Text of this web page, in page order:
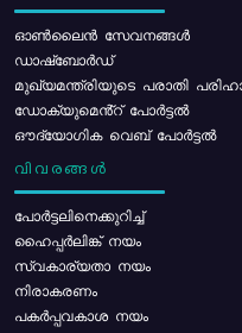
ഓൺലൈൻ സേവനങ്ങൾ
ഡാഷ്ബോർഡ്
മുഖ്യമന്ത്രിയുടെ പരാതി
ഡോക്യുമെൻ്റ് പോർട്ടൽ
ഔദ്യോഗിക വെബ് പോർട്ടൽ
വിവരങ്ങൾ
പോര്‍ട്ടലിനെക്കുറിച്ച്
ഹൈപ്പർലിങ്ക് നയം
സ്വകാര്യതാ നയം
നിരാകരണം
പകർപ്പവകാശ നയം